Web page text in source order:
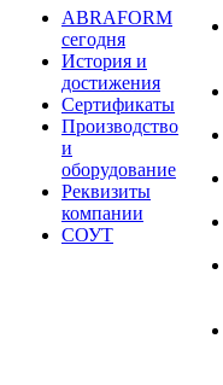
ABRAFORM
сегодня
История и
достижения
Сертификаты
Производство
и
оборудование
Реквизиты
компании
СОУТ